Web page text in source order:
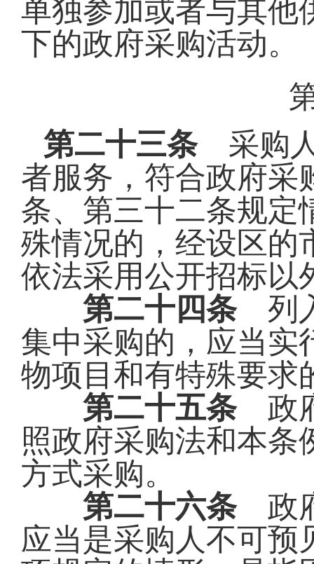
单独参加或者与其他
下的政府采购活动。
第二十三条采购人
者服务，符合政府采
条、第三十二条规定
殊情况的，经设区的
依法采用公开招标以
第二十四条列入
集中采购的，应当实
物项目和有特殊要求
第二十五条政府
照政府采购法和本条
方式采购。
第二十六条政府
应当是采购人不可预